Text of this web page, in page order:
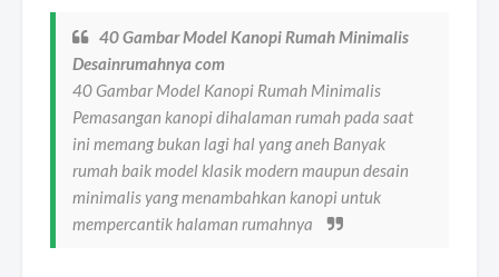
40 Gambar Model Kanopi Rumah Minimalis
Desainrumahnya com
40 Gambar Model Kanopi Rumah Minimalis
Pemasangan kanopi dihalaman rumah pada saat
ini memang bukan lagi hal yang aneh Banyak
rumah baik model klasik modern maupun desain
minimalis yang menambahkan kanopi untuk
mempercantik halaman rumahnya